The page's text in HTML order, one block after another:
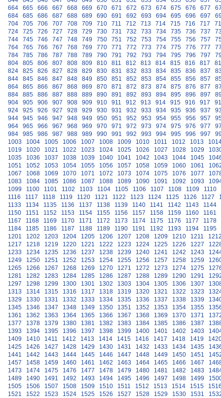
664
665 666 667 668 669 670 671 672 673 674 675 676 677
684
685 686 687 688 689 690 691 692 693 694 695 696 697
704
705 706 707 708 709 710 711 712 713 714 715 716 717
724
725 726 727 728 729 730 731 732 733 734 735 736 737
744
745 746 747 748 749 750 751 752 753 754 755 756 757
764
765 766 767 768 769 770 771 772 773 774 775 776 777
784
785 786 787 788 789 790 791 792 793 794 795 796 797
804
805 806 807 808 809 810 811 812 813 814 815 816 817
824
825 826 827 828 829 830 831 832 833 834 835 836 837
844
845 846 847 848 849 850 851 852 853 854 855 856 857
864
865 866 867 868 869 870 871 872 873 874 875 876 877
884
885 886 887 888 889 890 891 892 893 894 895 896 897
904
905 906 907 908 909 910 911 912 913 914 915 916 917
924
925 926 927 928 929 930 931 932 933 934 935 936 937
944
945 946 947 948 949 950 951 952 953 954 955 956 957
964
965 966 967 968 969 970 971 972 973 974 975 976 977
984
985 986 987 988 989 990 991 992 993 994 995 996 997
1003
1004 1005 1006 1007 1008 1009 1010 1011 1012 1013
1019
1020 1021 1022 1023 1024 1025 1026 1027 1028 1029
1035
1036 1037 1038 1039 1040 1041 1042 1043 1044 1045
1051
1052 1053 1054 1055 1056 1057 1058 1059 1060 1061
1067
1068 1069 1070 1071 1072 1073 1074 1075 1076 1077
1083
1084 1085 1086 1087 1088 1089 1090 1091 1092 1093
1099
1100 1101 1102 1103 1104 1105 1106 1107 1108 1109
1110
1116
1117 1118 1119 1120 1121 1122 1123 1124 1125 1126 1127
1133
1134 1135 1136 1137 1138 1139 1140 1141 1142 1143
1144
1150
1151 1152 1153 1154 1155 1156 1157 1158 1159 1160
1161
1167
1168 1169 1170 1171 1172 1173 1174 1175 1176 1177
1178
1184
1185 1186 1187 1188 1189 1190 1191 1192 1193 1194
1195
1201
1202 1203 1204 1205 1206 1207 1208 1209 1210 1211
1217
1218 1219 1220 1221 1222 1223 1224 1225 1226 1227
1233
1234 1235 1236 1237 1238 1239 1240 1241 1242 1243
1249
1250 1251 1252 1253 1254 1255 1256 1257 1258 1259
1265
1266 1267 1268 1269 1270 1271 1272 1273 1274 1275
1281
1282 1283 1284 1285 1286 1287 1288 1289 1290 1291
1297
1298 1299 1300 1301 1302 1303 1304 1305 1306 1307
1313
1314 1315 1316 1317 1318 1319 1320 1321 1322 1323
1329
1330 1331 1332 1333 1334 1335 1336 1337 1338 1339
1345
1346 1347 1348 1349 1350 1351 1352 1353 1354 1355
1361
1362 1363 1364 1365 1366 1367 1368 1369 1370 1371
1377
1378 1379 1380 1381 1382 1383 1384 1385 1386 1387
1393
1394 1395 1396 1397 1398 1399 1400 1401 1402 1403
1409
1410 1411 1412 1413 1414 1415 1416 1417 1418 1419
1425
1426 1427 1428 1429 1430 1431 1432 1433 1434 1435
1441
1442 1443 1444 1445 1446 1447 1448 1449 1450 1451
1457
1458 1459 1460 1461 1462 1463 1464 1465 1466 1467
1473
1474 1475 1476 1477 1478 1479 1480 1481 1482 1483
1489
1490 1491 1492 1493 1494 1495 1496 1497 1498 1499
1505
1506 1507 1508 1509 1510 1511 1512 1513 1514 1515
1521
1522 1523 1524 1525 1526 1527 1528 1529 1530 1531